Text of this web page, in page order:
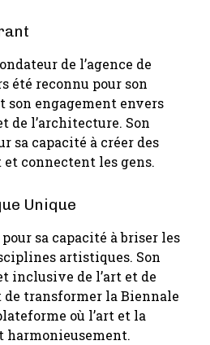
de l’agence de
été reconnu pour son
son engagement envers
de l’architecture. Son
sa capacité à créer des
connectent les gens.
Unique
sa capacité à briser les
artistiques. Son
inclusive de l’art et de
transformer la Biennale
où l’art et la
harmonieusement.